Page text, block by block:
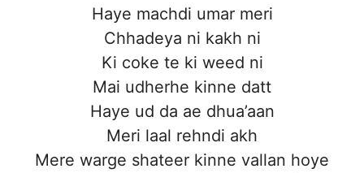
Haye machdi umar meri
Chhadeya ni kakh ni
Ki coke te ki weed ni
Mai udherhe kinne datt
Haye ud da ae dhua’aan
Meri laal rehndi akh
Mere warge shateer kinne vallan hoye